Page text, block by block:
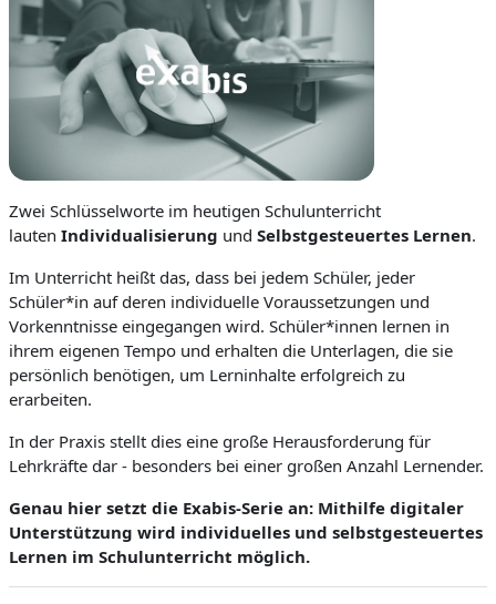
Zwei Schlüsselworte im heutigen Schulunterricht
lauten Individualisierung und Selbstgesteuertes Lernen.
Im Unterricht heißt das, dass bei jedem Schüler, jeder
Schüler*in auf deren individuelle Voraussetzungen und
Vorkenntnisse eingegangen wird. Schüler*innen lernen in
ihrem eigenen Tempo und erhalten die Unterlagen, die sie
persönlich benötigen, um Lerninhalte erfolgreich zu
erarbeiten.
In der Praxis stellt dies eine große Herausforderung für
Lehrkräfte dar - besonders bei einer großen Anzahl Lernender.
Genau hier setzt die Exabis-Serie an: Mithilfe digitaler
Unterstützung wird individuelles und selbstgesteuertes
Lernen im Schulunterricht möglich.